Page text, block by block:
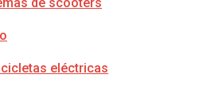
eléctricas